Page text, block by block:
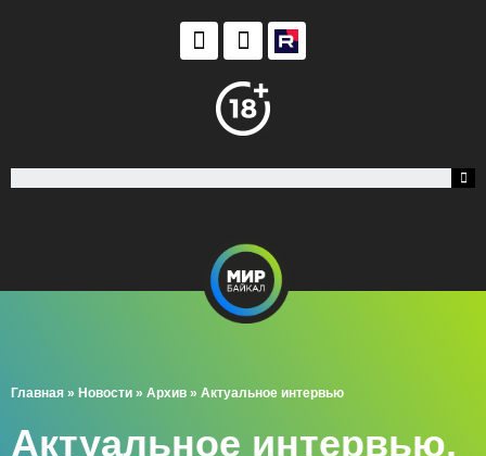
Главная » Новости » Архив » Актуальное интервью
Актуальное интервью.